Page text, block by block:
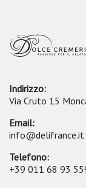
Indirizzo:
Via Cruto 15
Email:
info@delifrance.it
Telefono:
+39 011 68 93